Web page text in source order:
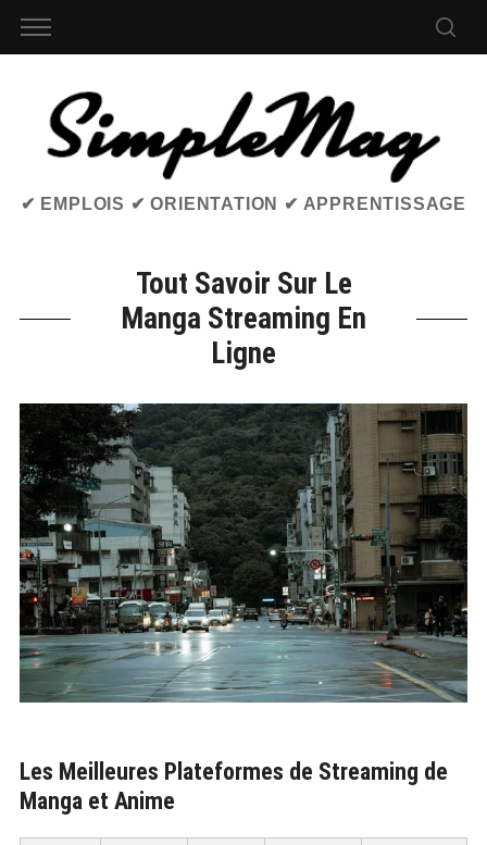
✔ EMPLOIS ✔ ORIENTATION ✔ APPRENTISSAGE
Tout Savoir Sur Le
Manga Streaming En
Ligne
Les Meilleures Plateformes de Streaming de
Manga et Anime